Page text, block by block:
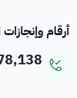
أرقام وإنجازات